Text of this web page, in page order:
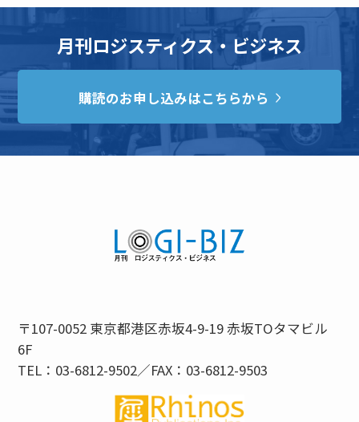
月刊ロジスティクス・ビジネス
購読のお申し込みはこちらから
〒107-0052 東京都港区赤坂4-9-19 赤坂TOタマビル
6F
TEL：03-6812-9502／FAX：03-6812-9503